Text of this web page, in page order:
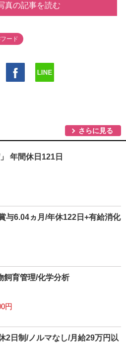
真の記事を読む
ード
さらに見る
年間休日121日
与6.04ヵ月/年休122日+有給消化
飼育管理/化学分析
円
2日制/ノルマなし/月給29万円以